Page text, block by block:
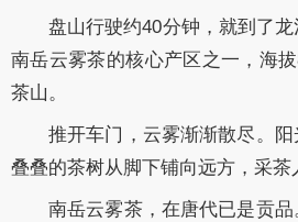
盘山行驶约40分钟，就到了
南岳云雾茶的核心产区之一，海
茶山。
推开车门，云雾渐渐散尽。
叠叠的茶树从脚下铺向远方，采茶
南岳云雾茶，在唐代已是贡品